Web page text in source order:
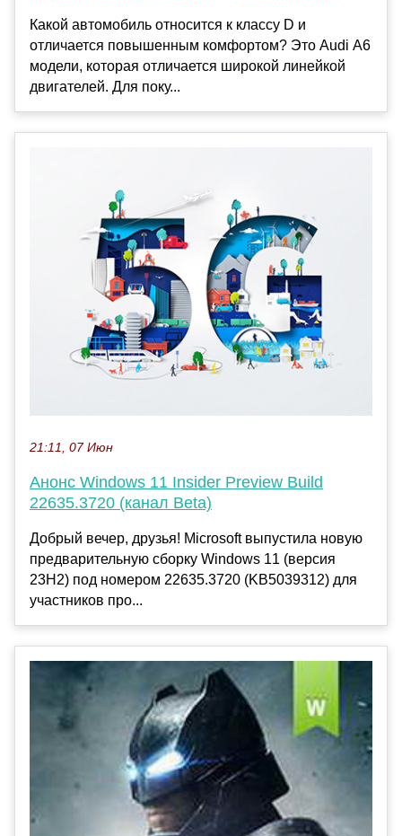
Какой автомобиль относится к классу D и
отличается повышенным комфортом? Это Audi А6
модели, которая отличается широкой линейкой
двигателей. Для поку...
21:11, 07 Июн
Анонс Windows 11 Insider Preview Build
22635.3720 (канал Beta)
Добрый вечер, друзья! Microsoft выпустила новую
предварительную сборку Windows 11 (версия
23H2) под номером 22635.3720 (KB5039312) для
участников про...